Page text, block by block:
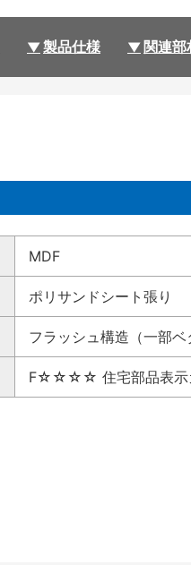
製品仕様 関連部
MDF
ポリサンドシート張り
フラッシュ構造（一部ベ
F☆☆☆☆ 住宅部品表示